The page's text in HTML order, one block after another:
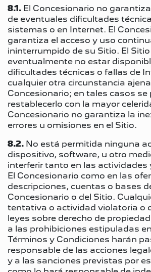
8.1. El Concesionario no
de eventuales dificultades
sistemas o en Internet. El
garantiza el acceso y uso
ininterrumpido de su Sitio. El
eventualmente no estar
dificultades técnicas o fallas de
cualquier otra circunstancia ajena
Concesionario; en tales casos se
restablecerlo con la mayor
Concesionario no garantiza la
errores u omisiones en el Sitio.
8.2. No está permitida ninguna
dispositivo, software, u otro
interferir tanto en las actividades
El Concesionario como en las
descripciones, cuentas o bases
Concesionario o del Sitio.
tentativa o actividad violatoria o
leyes sobre derecho de
a las prohibiciones estipuladas
Términos y Condiciones harán
responsable de las acciones
y a las sanciones previstas por